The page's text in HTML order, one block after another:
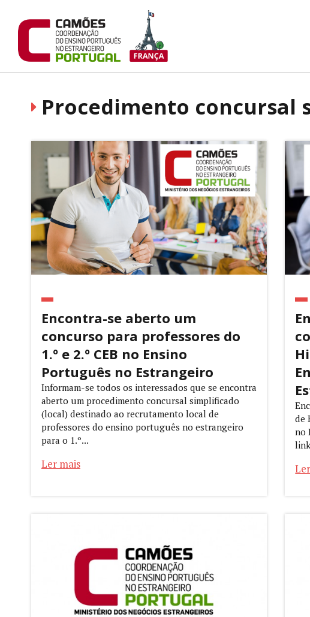
Procedimento concursal
Encontra-se aberto um
concurso para professores do
1.º e 2.º CEB no Ensino
Português no Estrangeiro
Informam-se todos os interessados que se encontra
aberto um procedimento concursal simplificado
(local) destinado ao recrutamento local de
professores do ensino português no estrangeiro
para o 1.º...
Ler mais
de
no